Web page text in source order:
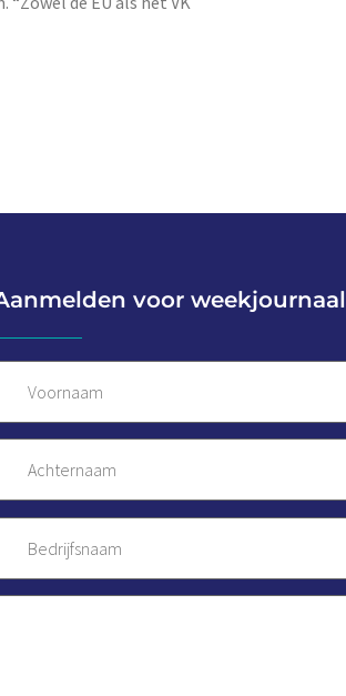
voor weekjournaal